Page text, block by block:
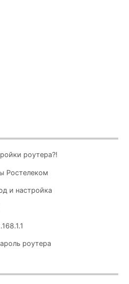
роутера?!
Ростелеком
и настройка
роутера